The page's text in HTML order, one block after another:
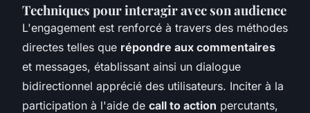
Techniques pour interagir avec son audience
L'engagement est renforcé à travers des méthodes
directes telles que répondre aux commentaires
et messages, établissant ainsi un dialogue
bidirectionnel apprécié des utilisateurs. Inciter à la
participation à l'aide de call to action percutants,